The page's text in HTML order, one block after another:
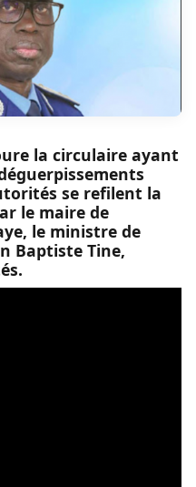
la circulaire ayant
se refilent la
le maire de
le ministre de
Baptiste Tine,